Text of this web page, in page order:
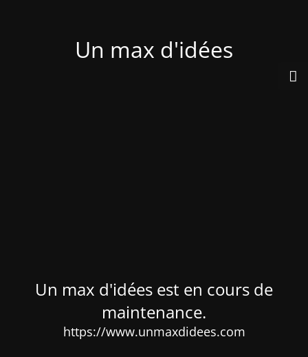
Un max d'idées
Un max d'idées est en cours de
maintenance.
https://www.unmaxdidees.com